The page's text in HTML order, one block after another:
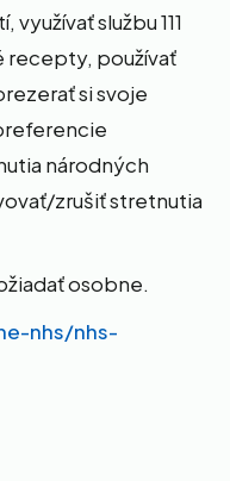
službu 111
recepty, používať
si svoje
národných
zrušiť stretnutia
osobne.
nhs/nhs-